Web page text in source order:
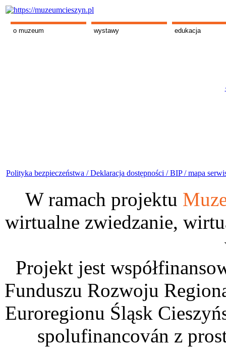
o muzeum wystawy edukacja
Polityka bezpieczeństwa /Deklaracja dostępności /BIP /mapa
W ramach projektu
wirtualne zwiedzanie,
Projekt jest
Funduszu Rozwoju
Euroregionu Śląsk
spolufinancován z